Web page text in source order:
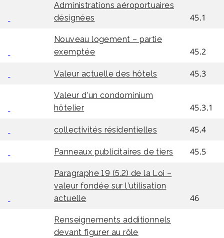
Administrations aéroportuaires
désignées
45.1
Nouveau logement – partie
exemptée
45.2
Valeur actuelle des hôtels 45.3
Valeur d’un condominium
hôtelier
45.3.1
collectivités résidentielles 45.4
Panneaux publicitaires de tiers 45.5
Paragraphe 19 (5.2) de la Loi –
valeur fondée sur l’utilisation
actuelle
46
Renseignements additionnels
devant figurer au rôle